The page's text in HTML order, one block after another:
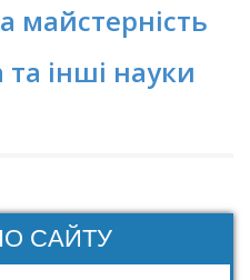
майстерність
інші науки
САЙТУ